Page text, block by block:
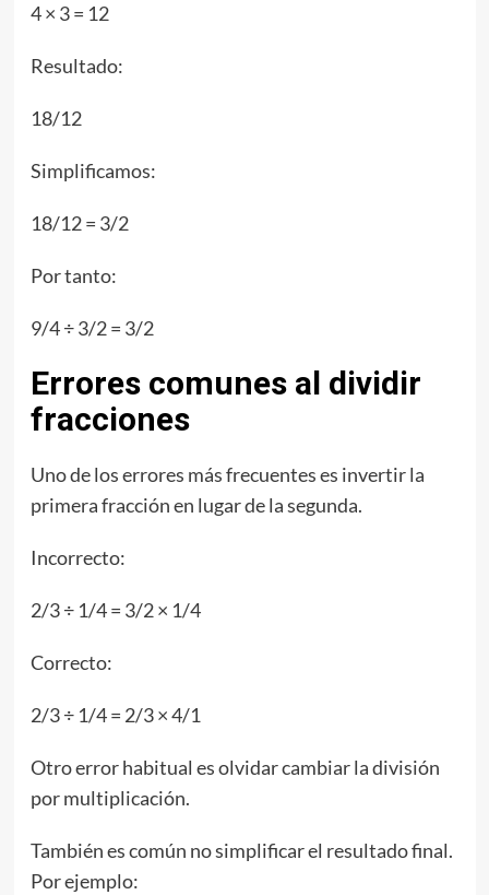
4 × 3 = 12
Resultado:
18/12
Simplificamos:
18/12 = 3/2
Por tanto:
9/4 ÷ 3/2 = 3/2
Errores comunes al dividir
fracciones
Uno de los errores más frecuentes es invertir la
primera fracción en lugar de la segunda.
Incorrecto:
2/3 ÷ 1/4 = 3/2 × 1/4
Correcto:
2/3 ÷ 1/4 = 2/3 × 4/1
Otro error habitual es olvidar cambiar la división
por multiplicación.
También es común no simplificar el resultado final.
Por ejemplo: